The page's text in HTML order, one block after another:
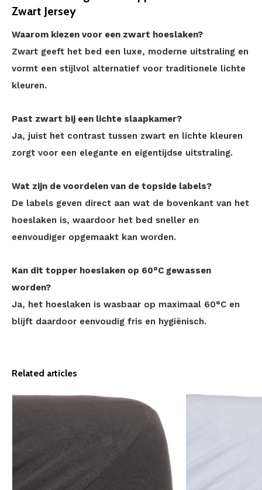
Zwart Jersey
Waarom kiezen voor een zwart hoeslaken?
Zwart geeft het bed een luxe, moderne uitstraling en
vormt een stijlvol alternatief voor traditionele lichte
kleuren.
Past zwart bij een lichte slaapkamer?
Ja, juist het contrast tussen zwart en lichte kleuren
zorgt voor een elegante en eigentijdse uitstraling.
Wat zijn de voordelen van de topside labels?
De labels geven direct aan wat de bovenkant van het
hoeslaken is, waardoor het bed sneller en
eenvoudiger opgemaakt kan worden.
Kan dit topper hoeslaken op 60°C gewassen
worden?
Ja, het hoeslaken is wasbaar op maximaal 60°C en
blijft daardoor eenvoudig fris en hygiënisch.
Related articles